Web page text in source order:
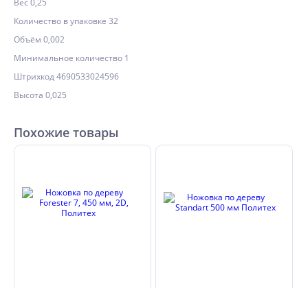
Вес 0,25
Количество в упаковке 32
Объём 0,002
Минимальное количество 1
Штрихкод 4690533024596
Высота 0,025
Похожие товары